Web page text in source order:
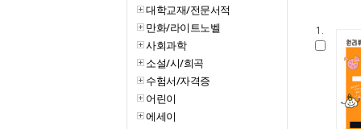
대학교재/전문서적
만화/라이트노벨
사회과학
소설/시/희곡
수험서/자격증
어린이
에세이
1.